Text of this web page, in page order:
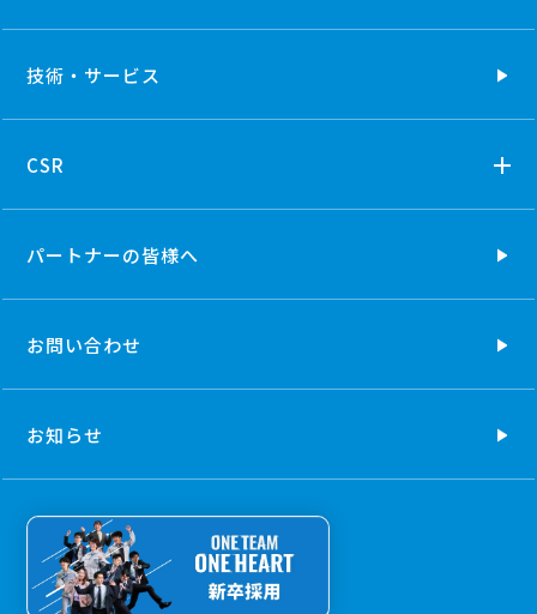
技術・ サービス
CSR
パートナーの皆様へ
お問い合わせ
お知らせ